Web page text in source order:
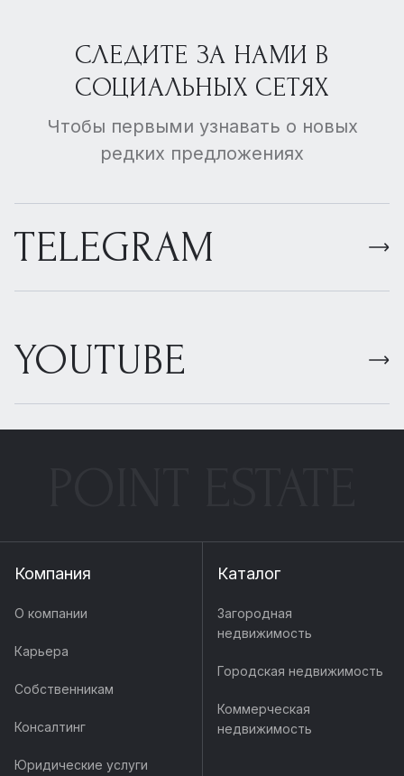
СЛЕДИТЕ ЗА НАМИ В
СОЦИАЛЬНЫХ СЕТЯХ
Чтобы первыми узнавать о новых
редких предложениях
TELEGRAM
YOUTUBE
Компания
О компании
Карьера
Собственникам
Консалтинг
Юридические услуги
Каталог
Загородная
недвижимость
Городская недвижимость
Коммерческая
недвижимость